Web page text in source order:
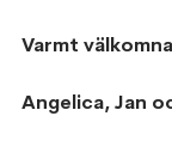
Varmt
Angelica, Jan